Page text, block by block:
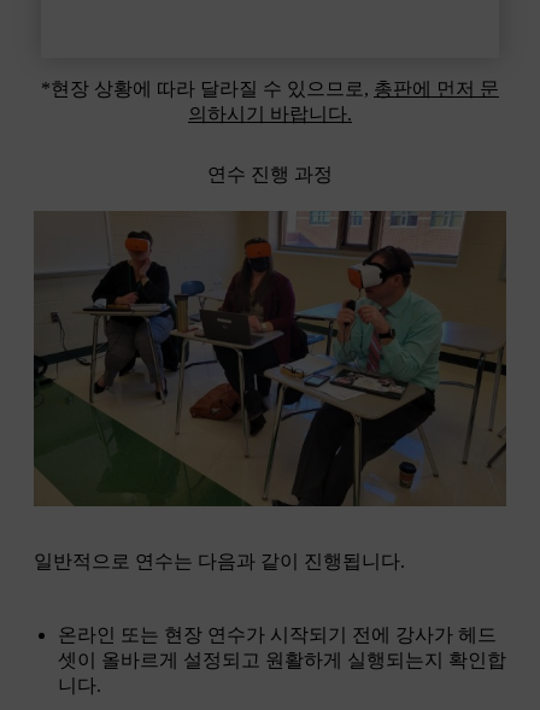
*현장 상황에 따라 달라질 수 있으므로, 총판에 먼저 문
의하시기 바랍니다.
연수 진행 과정
일반적으로 연수는 다음과 같이 진행됩니다.
온라인 또는 현장 연수가 시작되기 전에 강사가 헤드
셋이 올바르게 설정되고 원활하게 실행되는지 확인합
니다.